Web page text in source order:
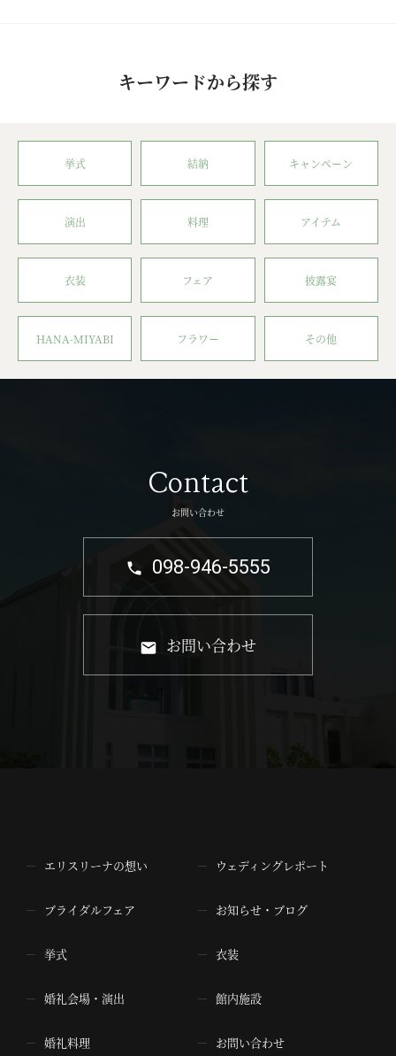
キーワードから探す
挙式 結納 キャンペーン
演出 料理 アイテム
衣装 フェア 披露宴
HANA-MIYABI フラワー その他
Contact
お問い合わせ
098-946-5555
お問い合わせ
エリスリーナの想い
ブライダルフェア
挙式
婚礼会場・演出
婚礼料理
ウェディングレポート
お知らせ・ブログ
衣装
館内施設
お問い合わせ